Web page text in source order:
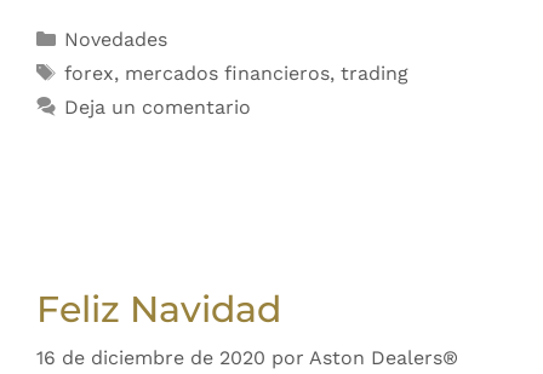
Novedades
forex, mercados financieros, trading
Deja un comentario
Feliz Navidad
16 de diciembre de 2020 por Aston Dealers®